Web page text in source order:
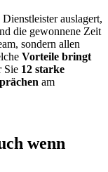
auslagert,
die gewonnene Zeit
sondern allen
Vorteile bringt
Sie 12 starke
am
wenn